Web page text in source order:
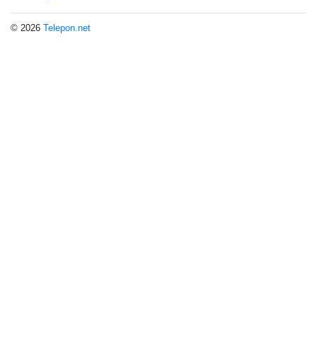
© 2026 Telepon.net